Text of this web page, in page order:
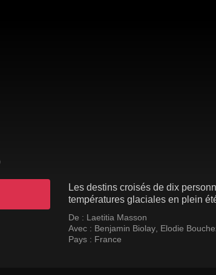
Les destins croisés de dix
températures glaciales en plein
De : Laetitia Masson
Avec : Benjamin Biolay Elodie
Pays : France